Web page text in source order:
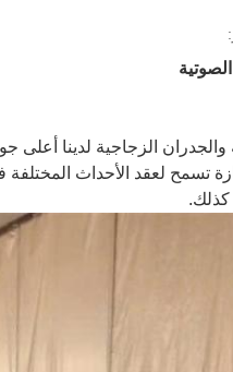
والجدران الزجاجية لدينا
تسمح لعقد الأحداث
كذلك.